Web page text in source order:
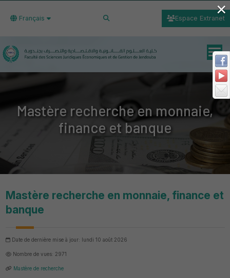
Français Espace Extranet
Mastère recherche en monnaie,
finance et banque
Mastère recherche en monnaie, finance et
banque
Date de dernière mise à jour: lundi 10 août 2026
Nombre de vues: 2971
Mastère de recherche
×